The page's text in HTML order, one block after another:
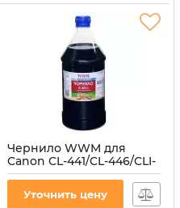
Чернило WWM для
Canon CL-441/CL-446/CLI-
451C 1000г Cyan
(C45/C-4)
Уточнить цену